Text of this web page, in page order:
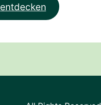
entdecken